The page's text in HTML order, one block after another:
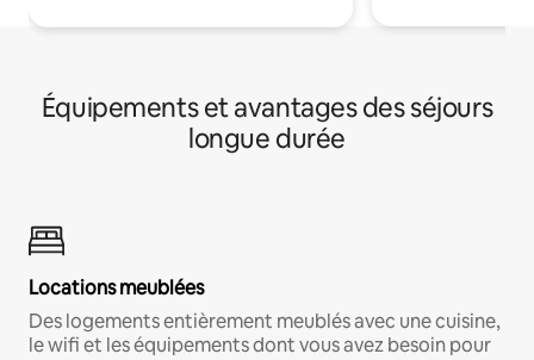
Équipements et avantages des séjours
longue durée
Locations meublées
Des logements entièrement meublés avec une cuisine,
le wifi et les équipements dont vous avez besoin pour